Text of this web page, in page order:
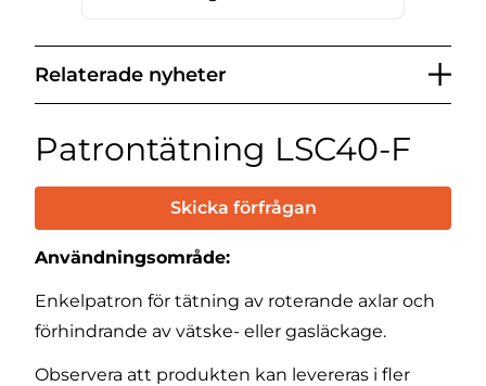
Relaterade nyheter
Patrontätning LSC40-F
Skicka förfrågan
Användningsområde:
Enkelpatron för tätning av roterande axlar och
förhindrande av vätske- eller gasläckage.
Observera att produkten kan levereras i fler